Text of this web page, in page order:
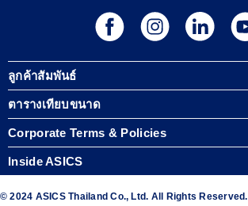
ลูกค้าสัมพันธ์
ตารางเทียบขนาด
Corporate Terms & Policies
Inside ASICS
© 2024 ASICS Thailand Co., Ltd. All Rights Reserved.